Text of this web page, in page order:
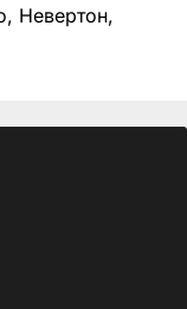
Невертон,